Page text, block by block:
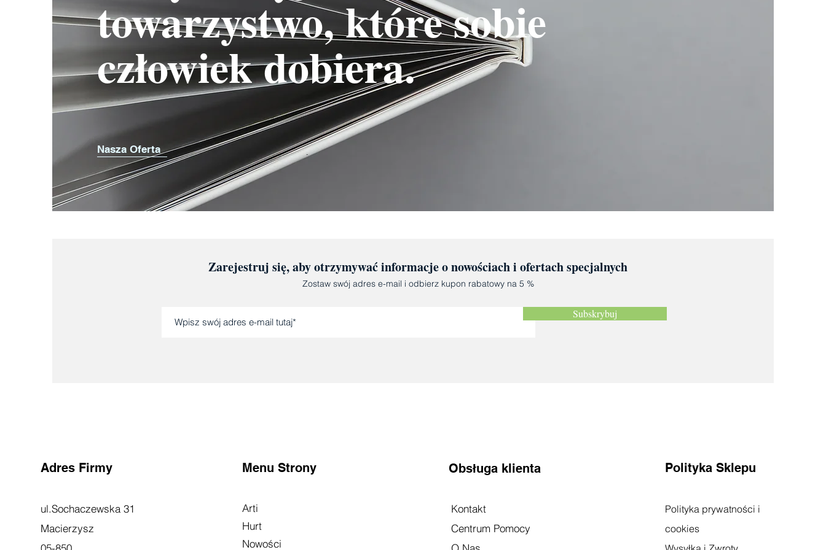
towarzystwo, które sobie
człowiek dobiera.
Nasza Oferta
Zarejestruj się, aby otrzymywać informacje o nowościach i ofertach specjalnych
Zostaw swój adres e-mail i odbierz kupon rabatowy na 5 %
Subskrybuj
Adres Firmy
ul.Sochaczewska 31
Macierzysz
Menu Strony
Arti
Hurt
Nowości
Obsługa klienta
Kontakt
Centrum Pomocy
Polityka Sklepu
Polityka prywatności i
cookies